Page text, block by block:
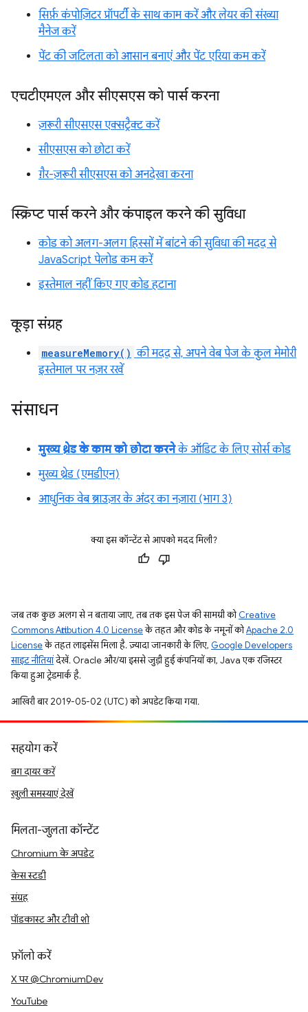
सिर्फ़ कंपोज़िटर प्रॉपर्टी के साथ काम करें और लेयर की संख्या
मैनेज करें
पेंट की जटिलता को आसान बनाएं और पेंट एरिया कम करें
एचटीएमएल और सीएसएस को पार्स करना
ज़रूरी सीएसएस एक्सट्रैक्ट करें
सीएसएस को छोटा करें
ग़ैर-ज़रूरी सीएसएस को अनदेखा करना
स्क्रिप्ट पार्स करने और कंपाइल करने की सुविधा
कोड को अलग-अलग हिस्सों में बांटने की सुविधा की मदद से
JavaScript पेलोड कम करें
इस्तेमाल नहीं किए गए कोड हटाना
कूड़ा संग्रह
measureMemory() की मदद से, अपने वेब पेज के कुल मेमोरी
इस्तेमाल पर नज़र रखें
संसाधन
मुख्य थ्रेड के काम को छोटा करनेके ऑडिट के लिए सोर्स कोड
मुख्य थ्रेड (एमडीएन)
आधुनिक वेब ब्राउज़र के अंदर का नज़ारा (भाग 3)
क्या इस कॉन्टेंट से आपको मदद मिली?
जब तक कुछ अलग से न बताया जाए, तब तक इस पेज की सामग्री कोCreative
Commons Attribution 4.0 Licenseके तहत और कोड के नमूनों कोApache 2.0
Licenseके तहत लाइसेंस मिला है. ज़्यादा जानकारी के लिए, Google Developers
साइट नीतियांदेखें. Oracle और/या इससे जुड़ी हुई कंपनियों का, Java एक रजिस्टर
किया हुआ ट्रेडमार्क है.
आखिरी बार 2019-05-02 (UTC) को अपडेट किया गया.
सहयोग करें
बग दायर करें
खुली समस्याएं देखें
मिलता-जुलता कॉन्टेंट
Chromium के अपडेट
केस स्टडी
संग्रह
पॉडकास्ट और टीवी शो
फ़ॉलो करें
X पर @ChromiumDev
YouTube